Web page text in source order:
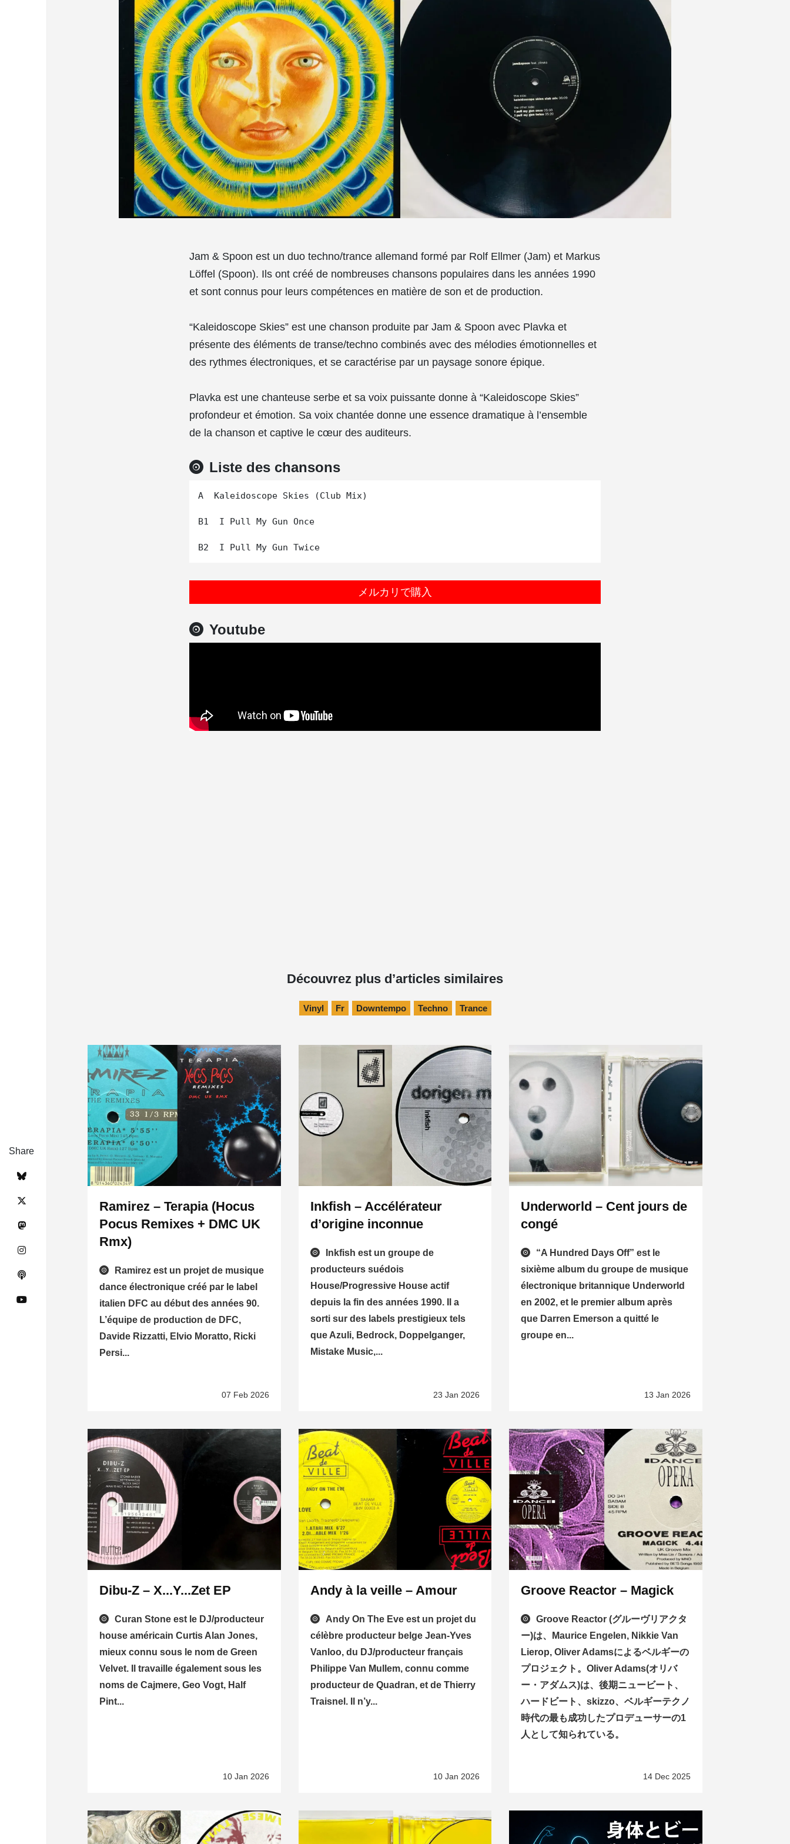
Jam & Spoon est un duo techno/trance allemand formé par Rolf Ellmer (Jam) et Markus
Löffel (Spoon). Ils ont créé de nombreuses chansons populaires dans les années 1990
et sont connus pour leurs compétences en matière de son et de production.
“Kaleidoscope Skies” est une chanson produite par Jam & Spoon avec Plavka et
présente des éléments de transe/techno combinés avec des mélodies émotionnelles et
des rythmes électroniques, et se caractérise par un paysage sonore épique.
Plavka est une chanteuse serbe et sa voix puissante donne à “Kaleidoscope Skies”
profondeur et émotion. Sa voix chantée donne une essence dramatique à l’ensemble
de la chanson et captive le cœur des auditeurs.
Liste des chansons
A  Kaleidoscope Skies (Club Mix)
B1  I Pull My Gun Once
メルカリで購入
Youtube
Share
Découvrez plus d’articles similaires
Vinyl Fr Downtempo Techno Trance
Ramirez – Terapia (Hocus
Pocus Remixes + DMC UK
Rmx)
Ramirez est un projet de musique
dance électronique créé par le label
italien DFC au début des années 90.
L’équipe de production de DFC,
Davide Rizzatti, Elvio Moratto, Ricki
Persi...
07 Feb 2026
Inkfish – Accélérateur
d’origine inconnue
Inkfish est un groupe de
producteurs suédois
House/Progressive House actif
depuis la fin des années 1990. Il a
sorti sur des labels prestigieux tels
que Azuli, Bedrock, Doppelganger,
Mistake Music,...
23 Jan 2026
Underworld – Cent jours de
congé
“A Hundred Days Off” est le
sixième album du groupe de musique
électronique britannique Underworld
en 2002, et le premier album après
que Darren Emerson a quitté le
groupe en...
13 Jan 2026
Dibu-Z – X...Y...Zet EP
Curan Stone est le DJ/producteur
house américain Curtis Alan Jones,
mieux connu sous le nom de Green
Velvet. Il travaille également sous les
noms de Cajmere, Geo Vogt, Half
Pint...
10 Jan 2026
Andy à la veille – Amour
Andy On The Eve est un projet du
célèbre producteur belge Jean-Yves
Vanloo, du DJ/producteur français
Philippe Van Mullem, connu comme
producteur de Quadran, et de Thierry
Traisnel. Il n’y...
10 Jan 2026
Groove Reactor – Magick
Groove Reactor (グルーヴリアクタ
ー)は、Maurice Engelen, Nikkie Van
Lierop, Oliver Adamsによるベルギーの
プロジェクト。Oliver Adams(オリバ
ー・アダムス)は、後期ニュービート、
ハードビート、skizzo、ベルギーテクノ
時代の最も成功したプロデューサーの1
人として知られている。
14 Dec 2025